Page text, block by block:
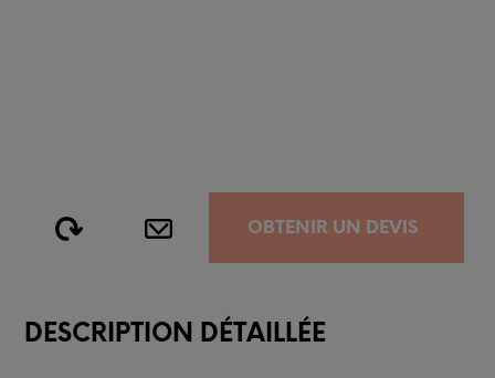
OBTENIR UN DEVIS
DESCRIPTION DÉTAILLÉE